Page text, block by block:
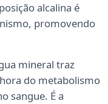
alcalina é
promovendo
mineral traz
do metabolismo
sangue. É a